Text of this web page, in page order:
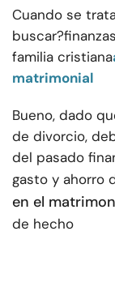
Cuando se
buscar?
familia cristiana
matrimonial
Bueno, dado
de divorcio,
del pasado
gasto y ahorro
en el
de hecho